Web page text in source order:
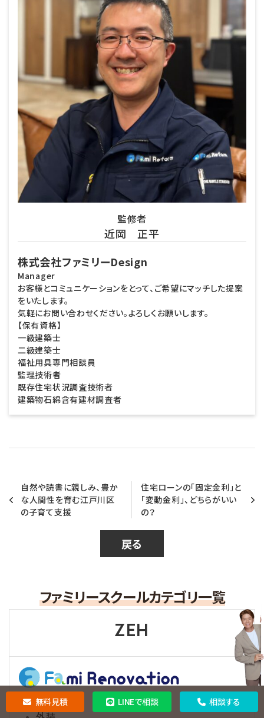
監修者
近岡 正平
株式会社ファミリーDesign
Manager
お客様とコミュニケーションをとって、ご希望にマッチした提案
をいたします。
気軽にお問い合わせください。よろしくお願いします。
【保有資格】
一級建築士
二級建築士
福祉用具専門相談員
監理技術者
既存住宅状況調査技術者
建築物石綿含有建材調査者
自然や読書に親しみ、豊か
な人間性を育む江戸川区
の子育て支援
住宅ローンの「固定金利」と
「変動金利」、どちらがいい
の？
戻る
ファミリースクールカテゴリ一覧
ZEH
助成金
無料見積 LINEで相談 相談する